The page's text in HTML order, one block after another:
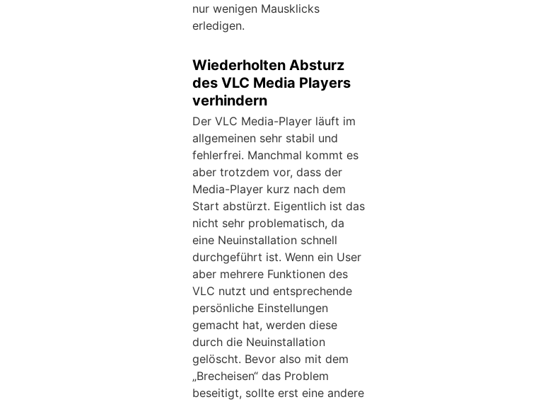
nur wenigen Mausklicks
erledigen.
Wiederholten Absturz
des VLC Media Players
verhindern
Der VLC Media-Player läuft im
allgemeinen sehr stabil und
fehlerfrei. Manchmal kommt es
aber trotzdem vor, dass der
Media-Player kurz nach dem
Start abstürzt. Eigentlich ist das
nicht sehr problematisch, da
eine Neuinstallation schnell
durchgeführt ist. Wenn ein User
aber mehrere Funktionen des
VLC nutzt und entsprechende
persönliche Einstellungen
gemacht hat, werden diese
durch die Neuinstallation
gelöscht. Bevor also mit dem
„Brecheisen“ das Problem
beseitigt, sollte erst eine andere